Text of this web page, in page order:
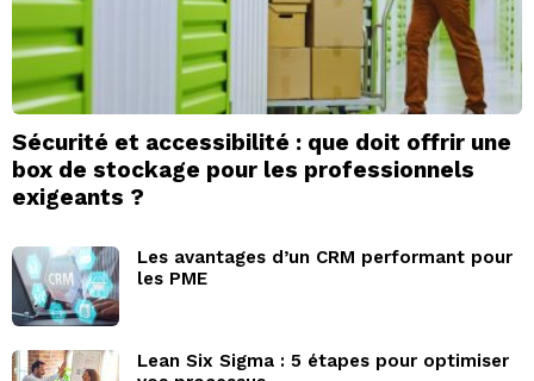
Sécurité et accessibilité : que doit offrir une
box de stockage pour les professionnels
exigeants ?
Les avantages d’un CRM performant pour
les PME
Lean Six Sigma : 5 étapes pour optimiser